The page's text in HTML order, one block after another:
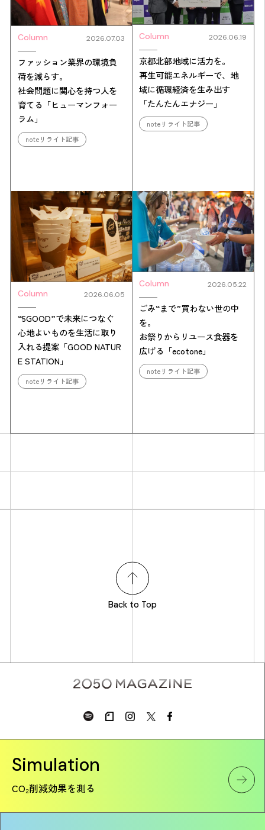
Column 2026.07.03
ファッション業界の環境負
荷を減らす。
社会問題に関心を持つ人を
育てる「ヒューマンフォー
ラム」
noteリライト記事
Column 2026.06.19
京都北部地域に活力を。
再生可能エネルギーで、地
域に循環経済を生み出す
「たんたんエナジー」
noteリライト記事
Column 2026.06.05
“5GOOD”で未来につなぐ
心地よいものを生活に取り
入れる提案「GOOD NATUR
E STATION」
noteリライト記事
Column 2026.05.22
ごみ“まで”買わない世の中
を。
お祭りからリユース食器を
広げる「ecotone」
noteリライト記事
Back to Top
Simulation
CO₂削減効果を測る